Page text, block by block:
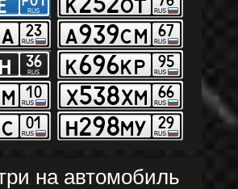
на автомобиль